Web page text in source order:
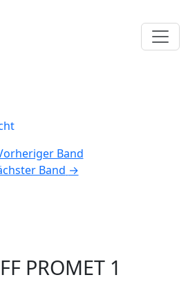
Band
Band →
PROMET 1